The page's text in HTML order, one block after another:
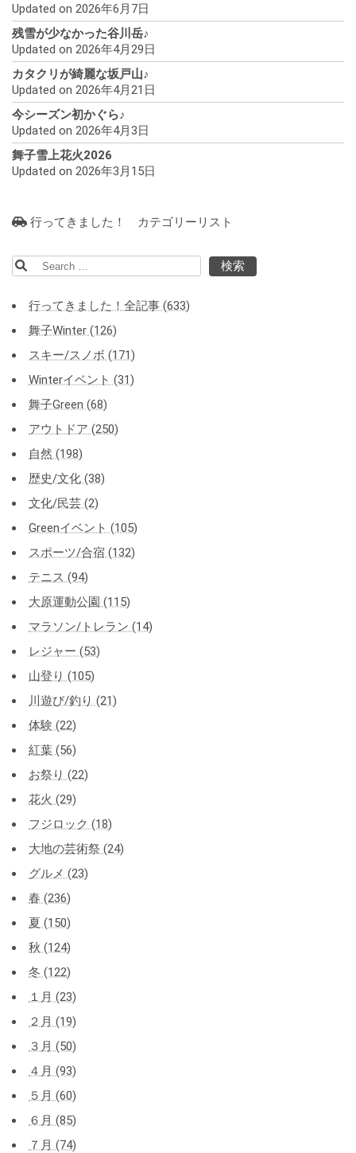
Updated on 2026年6月7日
残雪が少なかった谷川岳♪
Updated on 2026年4月29日
カタクリが綺麗な坂戸山♪
Updated on 2026年4月21日
今シーズン初かぐら♪
Updated on 2026年4月3日
舞子雪上花火2026
Updated on 2026年3月15日
行ってきました！ カテゴリーリスト
索:
行ってきました！全記事 (633)
舞子Winter (126)
スキー/スノボ (171)
Winterイベント (31)
舞子Green (68)
アウトドア (250)
自然 (198)
歴史/文化 (38)
文化/民芸 (2)
Greenイベント (105)
スポーツ/合宿 (132)
テニス (94)
大原運動公園 (115)
マラソン/トレラン (14)
レジャー (53)
山登り (105)
川遊び/釣り (21)
体験 (22)
紅葉 (56)
お祭り (22)
花火 (29)
フジロック (18)
大地の芸術祭 (24)
グルメ (23)
春 (236)
夏 (150)
秋 (124)
冬 (122)
１月 (23)
２月 (19)
３月 (50)
４月 (93)
５月 (60)
６月 (85)
７月 (74)